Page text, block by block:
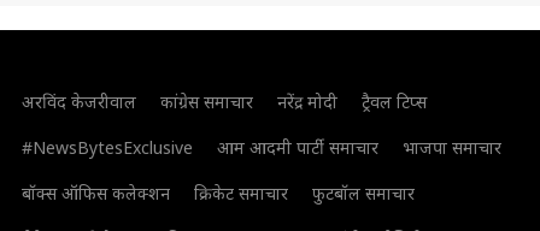
अरविंद केजरीवाल कांग्रेस समाचार नरेंद्र मोदी
ट्रैवल टिप्स
#NewsBytesExclusive
आम आदमी पार्टी समाचार
भाजपा समाचार
बॉक्स ऑफिस कलेक्शन
क्रिकेट समाचार
फुटबॉल समाचार